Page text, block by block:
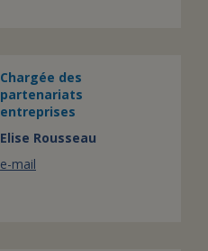
Chargée des
partenariats
entreprises
Elise Rousseau
e-mail